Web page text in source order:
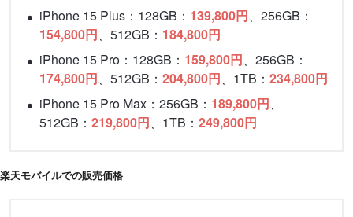
iPhone 15 Plus：128GB： 139,800円、256GB：
154,800円、512GB： 184,800円
iPhone 15 Pro：128GB： 159,800円、256GB：
174,800円、512GB： 204,800円、1TB： 234,800円
iPhone 15 Pro Max：256GB： 189,800円、
512GB： 219,800円、1TB： 249,800円
楽天モバイルでの販売価格